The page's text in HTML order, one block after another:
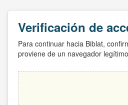
Verificación de
Para continuar hacia Biblat,
proviene de un navegador